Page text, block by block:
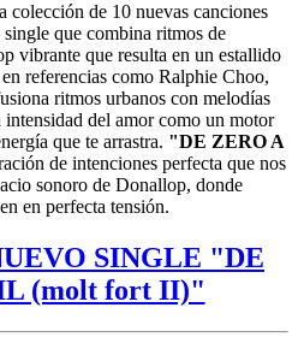
colección de 10 nuevas canciones
single que combina ritmos de
vibrante que resulta en un estallido
referencias como Ralphie Choo,
ritmos urbanos con melodías
del amor como un motor
que te arrastra. "DE ZERO A
de intenciones perfecta que nos
sonoro de Donallop, donde
en perfecta tensión.
SINGLE "DE
(molt fort II)"